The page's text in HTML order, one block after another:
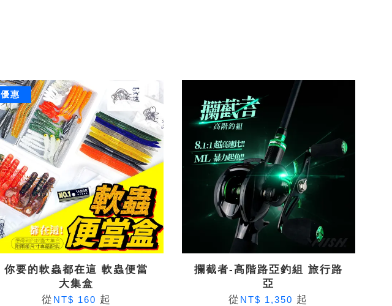
優惠
你要的軟蟲都在這 軟蟲便當
大集盒
從 NT$ 160 起
攔截者-高階路亞釣組 旅行路
亞
從 NT$ 1,350 起